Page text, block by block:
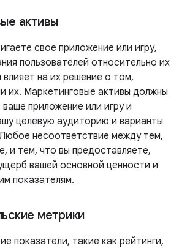
активы
свое приложение или игру,
пользователей относительно их
на их решение о том,
их. Маркетинговые активы должны
приложение или игру и
целевую аудиторию и варианты
несоответствие между тем,
и тем, что вы предоставляете,
вашей основной ценности и
показателям.
метрики
показатели, такие как рейтинги,